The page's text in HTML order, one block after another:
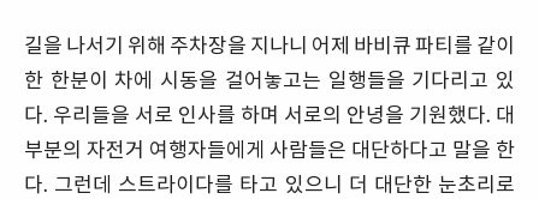
길을 나서기 위해 주차장을 지나니 어제 바비큐 파티를 같이
한 한분이 차에 시동을 걸어놓고는 일행들을 기다리고 있
다. 우리들을 서로 인사를 하며 서로의 안녕을 기원했다. 대
부분의 자전거 여행자들에게 사람들은 대단하다고 말을 한
다. 그런데 스트라이다를 타고 있으니 더 대단한 눈초리로